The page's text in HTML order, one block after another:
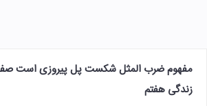
زندگی هفتم